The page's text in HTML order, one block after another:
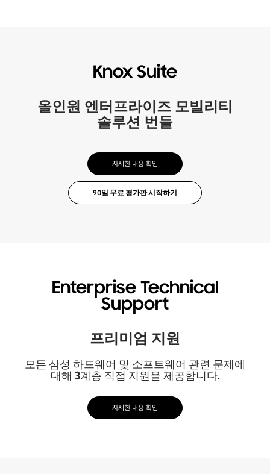
Knox Suite
올인원 엔터프라이즈 모빌리티
솔루션 번들
자세한 내용 확인
Enterprise Technical
Support
프리미엄 지원
모든 삼성 하드웨어 및 소프트웨어 관련 문제에
대해 3계층 직접 지원을 제공합니다.
자세한 내용 확인